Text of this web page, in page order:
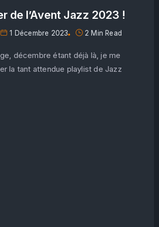
de l’Avent Jazz 2023 !
1 Décembre 2023 2 Min Read
décembre étant déjà là, je me
la tant attendue playlist de Jazz